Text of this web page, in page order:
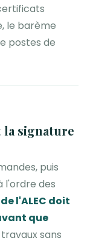
le barème
postes de
la signature
puis
l'ordre des
l'ALEC doit
que
sans